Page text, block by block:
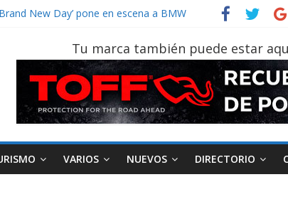
New Day’ pone en escena a BMW
47ª, recorre 7 provincias en 8 días
Bolden para cubrir las rutas de La Vuelta
gana protagonismo a la hora de decidir
Tu marca también puede estar
VARIOS NUEVOS DIRECTORIO